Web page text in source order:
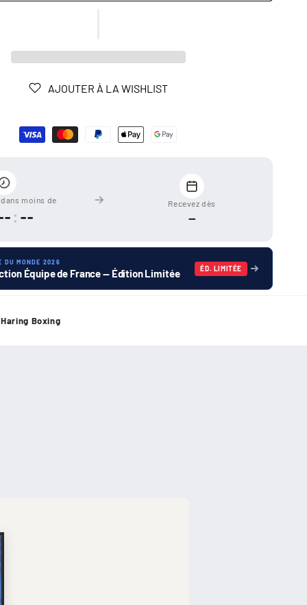
AJOUTER À LA WISHLIST
moins de
: --
Recevez dès
—
DU MONDE 2026
Équipe de France — Édition Limitée ÉD. LIMITÉE
Boxing